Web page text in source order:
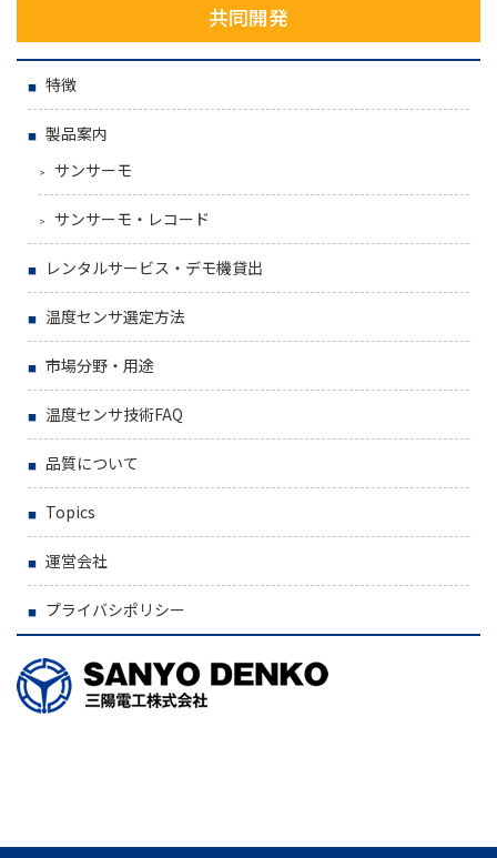
共同開発
特徴
製品案内
サンサーモ
サンサーモ・レコード
レンタルサービス・デモ機貸出
温度センサ選定方法
市場分野・用途
温度センサ技術FAQ
品質について
Topics
運営会社
プライバシポリシー